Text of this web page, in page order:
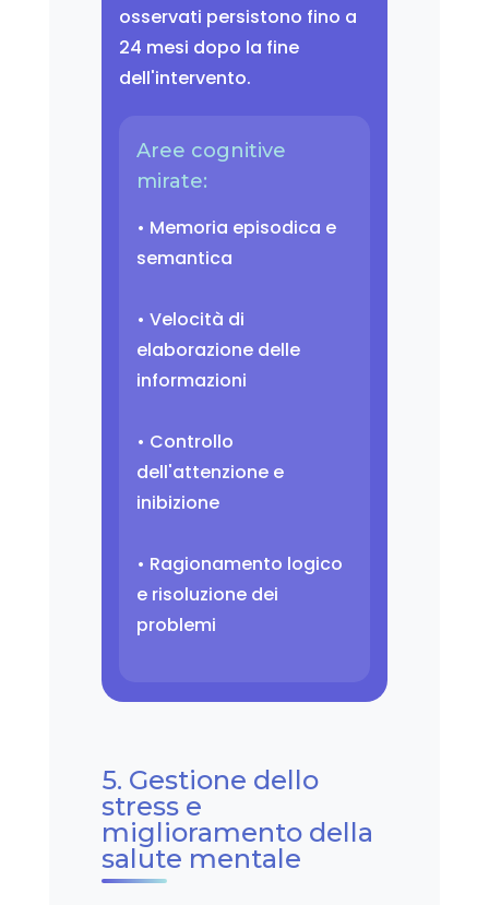
osservati persistono fino a
24 mesi dopo la fine
dell'intervento.
Aree cognitive
mirate:
• Memoria episodica e
semantica
• Velocità di
elaborazione delle
informazioni
• Controllo
dell'attenzione e
inibizione
• Ragionamento logico
e risoluzione dei
problemi
5. Gestione dello
stress e
miglioramento della
salute mentale